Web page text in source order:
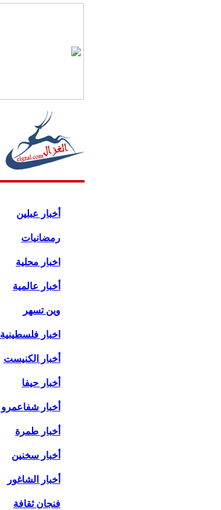
أخبار عبلين
رمضانيات
اخبار محلية
أخبار عالمية
وين تسهر
اخبار فلسطينية
أخبار الكنيست
أخبار حيفا
أخبار شفاعمرو
أخبار طمرة
أخبار سخنين
أخبار الشاغور
فنجان ثقافة